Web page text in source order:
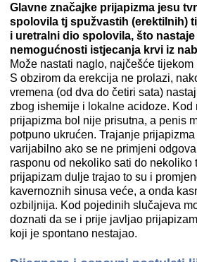
Glavne značajke prijapizma jesu
spolovila tj spužvastih (erektilnih)
i uretralni dio spolovila, što
nemogućnosti istjecanja krvi iz
Može nastati naglo, najčešće
S obzirom da erekcija ne prolazi,
vremena (od dva do četiri sata)
zbog ishemije i lokalne acidoze. Kod
prijapizma bol nije prisutna, a penis
potpuno ukrućen. Trajanje
varijabilno ako se ne primjeni
rasponu od nekoliko sati do nekoliko
prijapizam dulje trajao to su i
kavernoznih sinusa veće, a onda
ozbiljnija. Kod pojedinih slučajeva
doznati da se i prije javljao
koji je spontano nestajao.